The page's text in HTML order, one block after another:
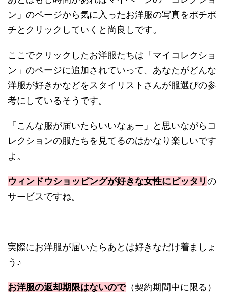
ン」のページから気に入ったお洋服の写真をポチポ
チとクリックしていくと尚良しです。
ここでクリックしたお洋服たちは「マイコレクショ
ン」のページに追加されていって、あなたがどんな
洋服が好きかなどをスタイリストさんが服選びの参
考にしているそうです。
「こんな服が届いたらいいなぁー」と思いながらコ
レクションの服たちを見てるのはかなり楽しいです
よ。
ウィンドウショッピングが好きな女性にピッタリの
サービスですね。
実際にお洋服が届いたらあとは好きなだけ着ましょ
う♪
お洋服の返却期限はないので（契約期間中に限る）